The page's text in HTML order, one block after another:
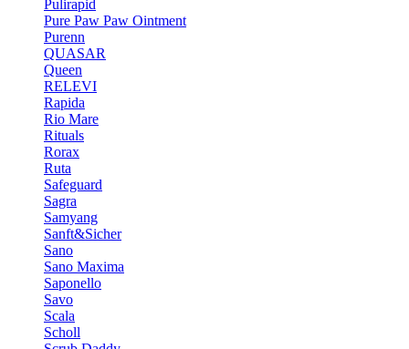
Pulirapid
Pure Paw Paw Ointment
Purenn
QUASAR
Queen
RELEVI
Rapida
Rio Mare
Rituals
Rorax
Ruta
Safeguard
Sagra
Samyang
Sanft&Sicher
Sano
Sano Maxima
Saponello
Savo
Scala
Scholl